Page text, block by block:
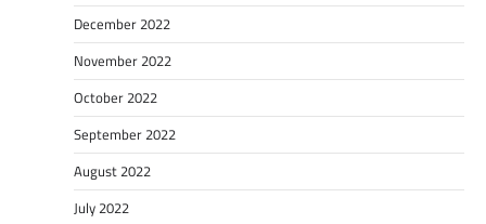
December 2022
November 2022
October 2022
September 2022
August 2022
July 2022